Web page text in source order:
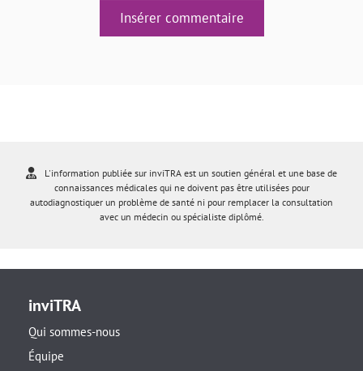
Insérer commentaire
L'information publiée sur inviTRA est un soutien général et une base de
connaissances médicales qui ne doivent pas être utilisées pour
autodiagnostiquer un problème de santé ni pour remplacer la consultation
avec un médecin ou spécialiste diplômé.
inviTRA
Qui sommes-nous
Équipe